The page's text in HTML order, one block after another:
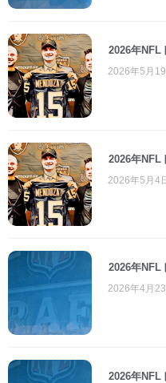
2026年NFL
2026年5月19
2026年NFL
2026年5月4
2026年NFL
2026年4月23
2026年NFL